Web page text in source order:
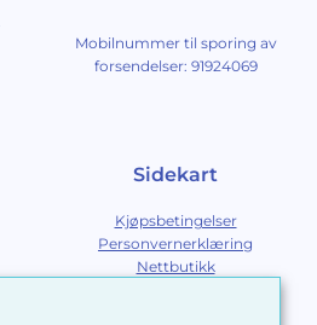
Mobilnummer til sporing av
forsendelser: 91924069
Sidekart
Kjøpsbetingelser
Personvernerklæring
Nettbutikk